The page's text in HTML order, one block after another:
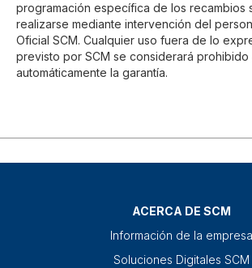
programación específica de los recambios
realizarse mediante intervención del
Oficial SCM. Cualquier uso fuera de lo
previsto por SCM se considerará prohibido
automáticamente la garantía.
ACERCA DE SCM
Información de la empresa
Soluciones Digitales SCM